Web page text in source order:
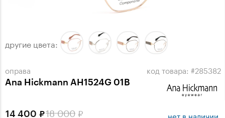
оправа
Ana Hickmann AH1524G 01B
код товара: #285382
другие цвета:
18 000
14 400 нет в наличии